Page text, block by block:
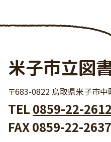
米子市立図
〒683-0822 鳥取県米子市中
TEL 0859-22-2612
FAX 0859-22-2637